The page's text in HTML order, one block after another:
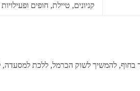
קניונים, טיילת, חופים
להמשיך לשוק הכרמל, ללכת למסעדה,